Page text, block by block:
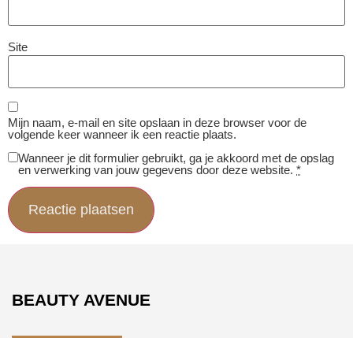
Site
Mijn naam, e-mail en site opslaan in deze browser voor de
volgende keer wanneer ik een reactie plaats.
Wanneer je dit formulier gebruikt, ga je akkoord met de opslag
en verwerking van jouw gegevens door deze website. *
BEAUTY AVENUE